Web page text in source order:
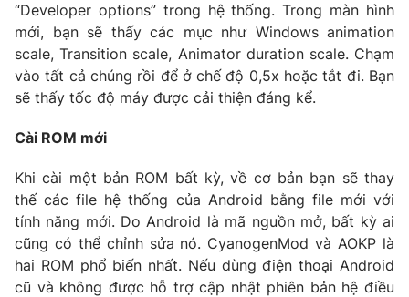
THỜI BÁO VTV
Theo dõi báo trên
Cơ quan chủ quản:
Cơ quan báo chí:Thời báo VTV
Giấy phép hoạt động báo in và báo điện tử số 483/GP-BTTTT
cấp ngày 29/12/2023
Tổng Biên tập: Vũ Thanh Thủy
Phó Tổng Biên tập:Nguyễn Thị Mỹ Hạnh, Phạm Quốc Thắng,
Nguyễn Trọng Ninh
“Developer options” trong hệ thống. Trong màn hình
mới, bạn sẽ thấy các mục như Windows animation
scale, Transition scale, Animator duration scale. Chạm
vào tất cả chúng rồi để ở chế độ 0,5x hoặc tắt đi. Bạn
sẽ thấy tốc độ máy được cải thiện đáng kể.
Cài ROM mới
Khi cài một bản ROM bất kỳ, về cơ bản bạn sẽ thay
thế các file hệ thống của Android bằng file mới với
tính năng mới. Do Android là mã nguồn mở, bất kỳ ai
cũng có thể chỉnh sửa nó. CyanogenMod và AOKP là
hai ROM phổ biến nhất. Nếu dùng điện thoại Android
cũ và không được hỗ trợ cập nhật phiên bản hệ điều